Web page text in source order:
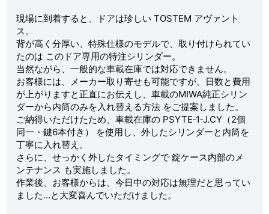
現場に到着すると、ドアは珍しい TOSTEM アヴァント
ス。
背が高く分厚い、特殊仕様のモデルで、取り付けられてい
たのは このドア専用の特注シリンダー。
当然ながら、一般的な車載在庫では対応できません。
お客様には、メーカー取り寄せも可能ですが、日数と費用
が上がりますと正直にお伝えし、車載のMIWA純正シリン
ダーから内筒のみを入れ替える方法 をご提案しました。
ご納得いただけたため、車載在庫の PSYTE‑1‑J.CY（2個
同一・鍵6本付き） を使用し、外したシリンダーと内筒を
丁寧に入れ替え。
さらに、せっかく外したタイミングで 錠ケース内部のメ
ンテナンス も実施しました。
作業後、お客様からは、今日中の対応は無理だと思ってい
ました…と大変喜んでいただけました。